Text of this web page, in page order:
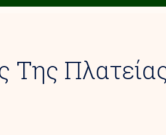
Της